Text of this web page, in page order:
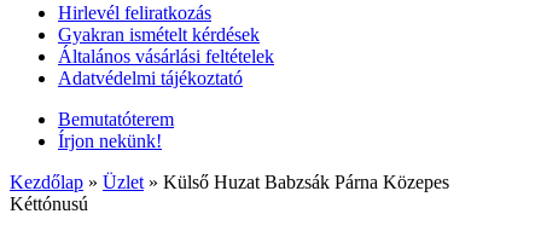
Hirlevél feliratkozás
Gyakran ismételt kérdések
Általános vásárlási feltételek
Adatvédelmi tájékoztató
Bemutatóterem
Írjon nekünk!
Kezdőlap » Üzlet » Külső Huzat Babzsák Párna Közepes
Kéttónusú